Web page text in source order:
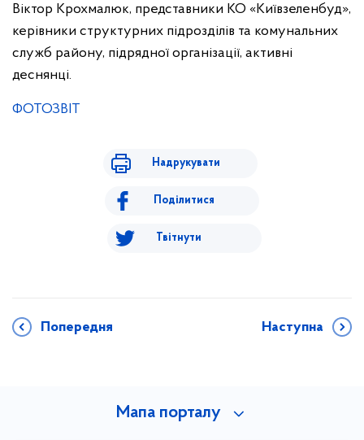
Віктор Крохмалюк, представники КО «Київзеленбуд»,
керівники структурних підрозділів та комунальних
служб району, підрядної організації, активні
деснянці.
ФОТОЗВІТ
Надрукувати
Поділитися
Твітнути
Попередня Наступна
Мапа порталу